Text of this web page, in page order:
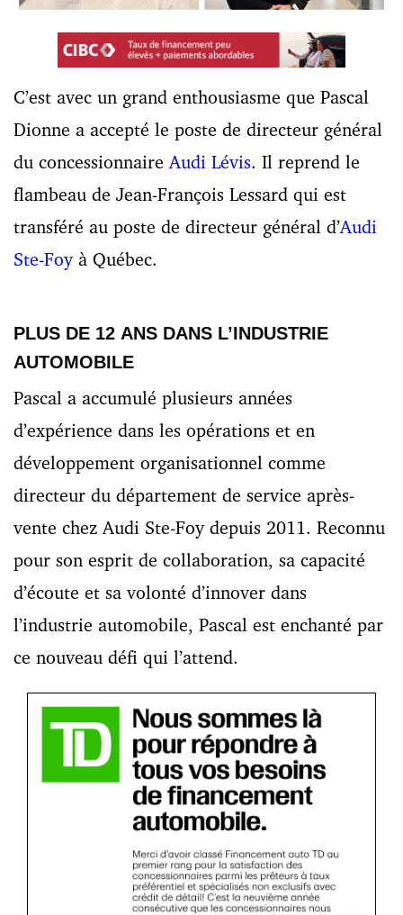
C’est avec un grand enthousiasme que Pascal
Dionne a accepté le poste de directeur général
du concessionnaireAudi Lévis. Il reprend le
flambeau de Jean-François Lessard qui est
transféré au poste de directeur général d’Audi
Ste-Foyà Québec.
PLUS DE 12 ANS DANS L’INDUSTRIE
AUTOMOBILE
Pascal a accumulé plusieurs années
d’expérience dans les opérations et en
développement organisationnel comme
directeur du département de service après-
vente chez Audi Ste-Foy depuis 2011. Reconnu
pour son esprit de collaboration, sa capacité
d’écoute et sa volonté d’innover dans
l’industrie automobile, Pascal est enchanté par
ce nouveau défi qui l’attend.